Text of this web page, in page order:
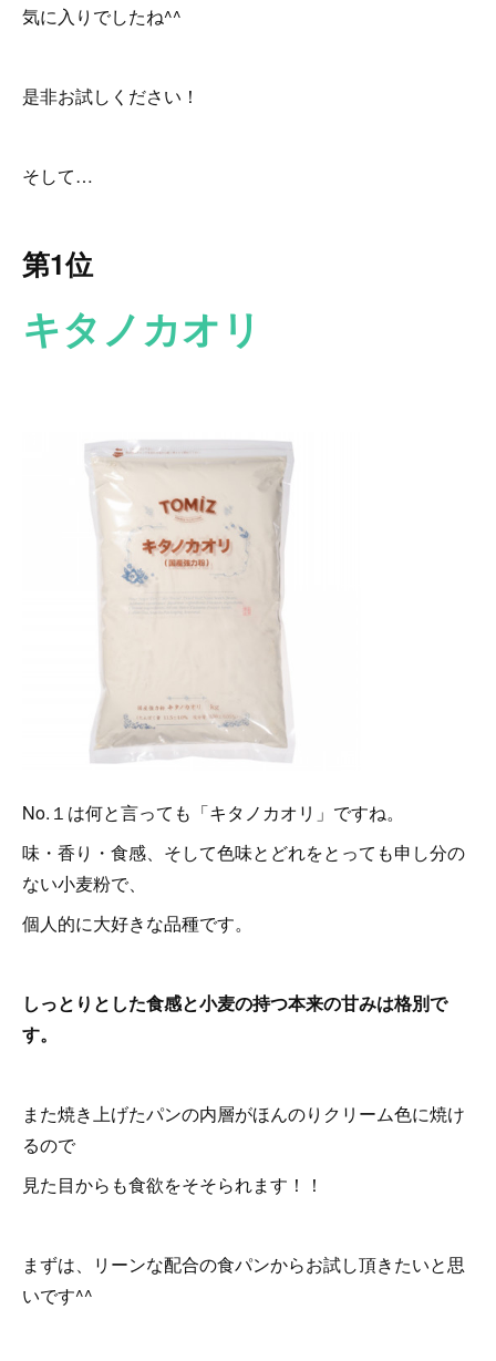
気に入りでしたね^^
是非お試しください！
そして…
第1位
キタノカオリ
No.１は何と言っても「キタノカオリ」ですね。
味・香り・食感、そして色味とどれをとっても申し分の
ない小麦粉で、
個人的に大好きな品種です。
しっとりとした食感と小麦の持つ本来の甘みは格別で
す。
また焼き上げたパンの内層がほんのりクリーム色に焼け
るので
見た目からも食欲をそそられます！！
まずは、リーンな配合の食パンからお試し頂きたいと思
いです^^